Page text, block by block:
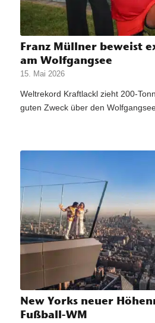
Franz Müllner beweist
am Wolfgangsee
15. Mai 2026
Weltrekord Kraftlackl zieht 200-
guten Zweck über den
New Yorks neuer
Fußball-WM